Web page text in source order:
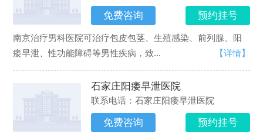
免费咨询 预约挂号
南京治疗男科医院可治疗包皮包茎、生殖感染、前列腺、阳
痿早泄、性功能障碍等男性疾病，致...
【详情】
石家庄阳痿早泄医院
联系电话：石家庄阳痿早泄医院
免费咨询 预约挂号